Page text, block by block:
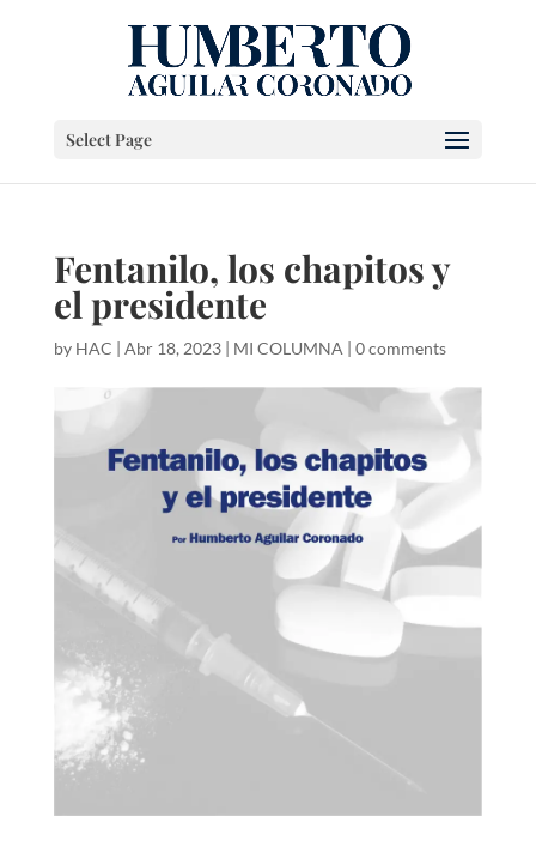
Select Page
Fentanilo, los chapitos y
el presidente
by HAC | Abr 18, 2023| MI COLUMNA | 0 comments